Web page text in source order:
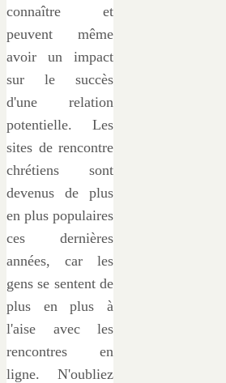
connaître et
peuvent même
avoir un impact
sur le succès
d'une relation
potentielle. Les
sites de rencontre
chrétiens sont
devenus de plus
en plus populaires
ces dernières
années, car les
gens se sentent de
plus en plus à
l'aise avec les
rencontres en
ligne. N'oubliez